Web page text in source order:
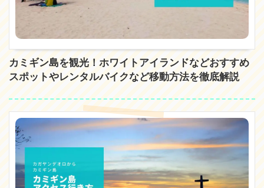
カミギン島を観光！ホワイトアイランドなどおすすめ
スポットやレンタルバイクなど移動方法を徹底解説